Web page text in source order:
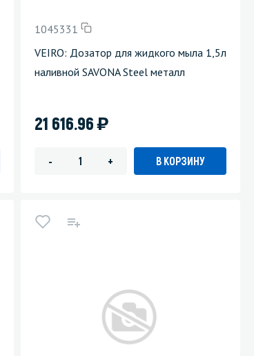
1045331
VEIRO: Дозатор для жидкого мыла 1,5л
наливной SAVONA Steel металл
21 616.96)
- + В КОРЗИНУ